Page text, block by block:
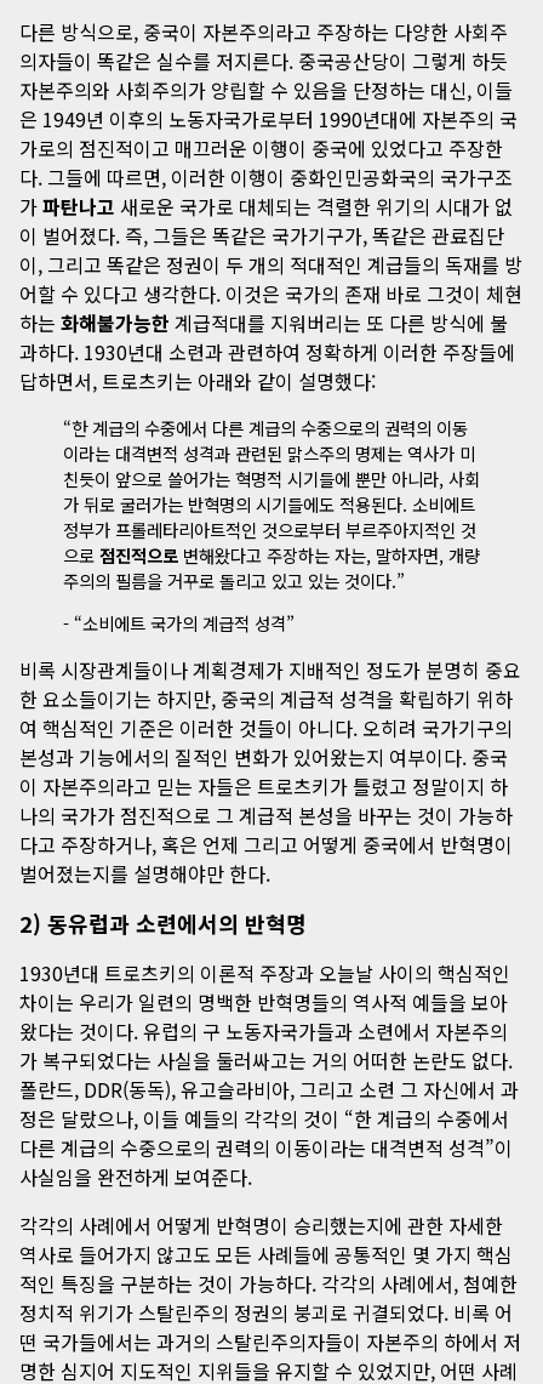
다른 방식으로, 중국이 자본주의라고 주장하는 다양한 사회주
의자들이 똑같은 실수를 저지른다. 중국공산당이 그렇게 하듯
자본주의와 사회주의가 양립할 수 있음을 단정하는 대신, 이들
은 1949년 이후의 노동자국가로부터 1990년대에 자본주의 국
가로의 점진적이고 매끄러운 이행이 중국에 있었다고 주장한
다. 그들에 따르면, 이러한 이행이 중화인민공화국의 국가구조
가파탄나고 새로운 국가로 대체되는 격렬한 위기의 시대가 없
이 벌어졌다. 즉, 그들은 똑같은 국가기구가, 똑같은 관료집단
이, 그리고 똑같은 정권이 두 개의 적대적인 계급들의 독재를 방
어할 수 있다고 생각한다. 이것은 국가의 존재 바로 그것이 체현
하는 화해불가능한 계급적대를 지워버리는 또 다른 방식에 불
과하다. 1930년대 소련과 관련하여 정확하게 이러한 주장들에
답하면서, 트로츠키는 아래와 같이 설명했다:
“한 계급의 수중에서 다른 계급의 수중으로의 권력의 이동
이라는 대격변적 성격과 관련된 맑스주의 명제는 역사가 미
친듯이 앞으로 쓸어가는 혁명적 시기들에 뿐만 아니라, 사회
가 뒤로 굴러가는 반혁명의 시기들에도 적용된다. 소비에트
정부가 프롤레타리아트적인 것으로부터 부르주아지적인 것
으로점진적으로 변해왔다고 주장하는 자는, 말하자면, 개량
주의의 필름을 거꾸로 돌리고 있고 있는 것이다.”
- “소비에트 국가의 계급적 성격”
비록 시장관계들이나 계획경제가 지배적인 정도가 분명히 중요
한 요소들이기는 하지만, 중국의 계급적 성격을 확립하기 위하
여 핵심적인 기준은 이러한 것들이 아니다. 오히려 국가기구의
본성과 기능에서의 질적인 변화가 있어왔는지 여부이다. 중국
이 자본주의라고 믿는 자들은 트로츠키가 틀렸고 정말이지 하
나의 국가가 점진적으로 그 계급적 본성을 바꾸는 것이 가능하
다고 주장하거나, 혹은 언제 그리고 어떻게 중국에서 반혁명이
벌어졌는지를 설명해야만 한다.
2) 동유럽과 소련에서의 반혁명
1930년대 트로츠키의 이론적 주장과 오늘날 사이의 핵심적인
차이는 우리가 일련의 명백한 반혁명들의 역사적 예들을 보아
왔다는 것이다. 유럽의 구 노동자국가들과 소련에서 자본주의
가 복구되었다는 사실을 둘러싸고는 거의 어떠한 논란도 없다.
폴란드, DDR(동독), 유고슬라비아, 그리고 소련 그 자신에서 과
정은 달랐으나, 이들 예들의 각각의 것이 “한 계급의 수중에서
다른 계급의 수중으로의 권력의 이동이라는 대격변적 성격”이
사실임을 완전하게 보여준다.
각각의 사례에서 어떻게 반혁명이 승리했는지에 관한 자세한
역사로 들어가지 않고도 모든 사례들에 공통적인 몇 가지 핵심
적인 특징을 구분하는 것이 가능하다. 각각의 사례에서, 첨예한
정치적 위기가 스탈린주의 정권의 붕괴로 귀결되었다. 비록 어
떤 국가들에서는 과거의 스탈린주의자들이 자본주의 하에서 저
명한 심지어 지도적인 지위들을 유지할 수 있었지만, 어떤 사례